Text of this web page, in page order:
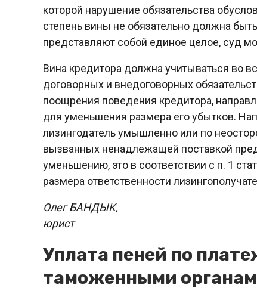
которой нарушение обязательства
степень вины не обязательно должна
представляют собой единое целое, суд
Вина кредитора должна учитываться во
договорных и внедоговорных
поощрения поведения кредитора,
для уменьшения размера его убытков.
лизингодатель умышленно или по
вызванных ненадлежащей поставкой
уменьшению, это в соответствии с п. 1
размера ответственности
Олег БАНДЫК,
юрист
Уплата пеней по
таможенными